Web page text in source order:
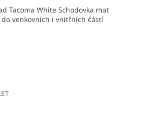
Tacoma White Schodovka mat
venkovních i vnitřních částí